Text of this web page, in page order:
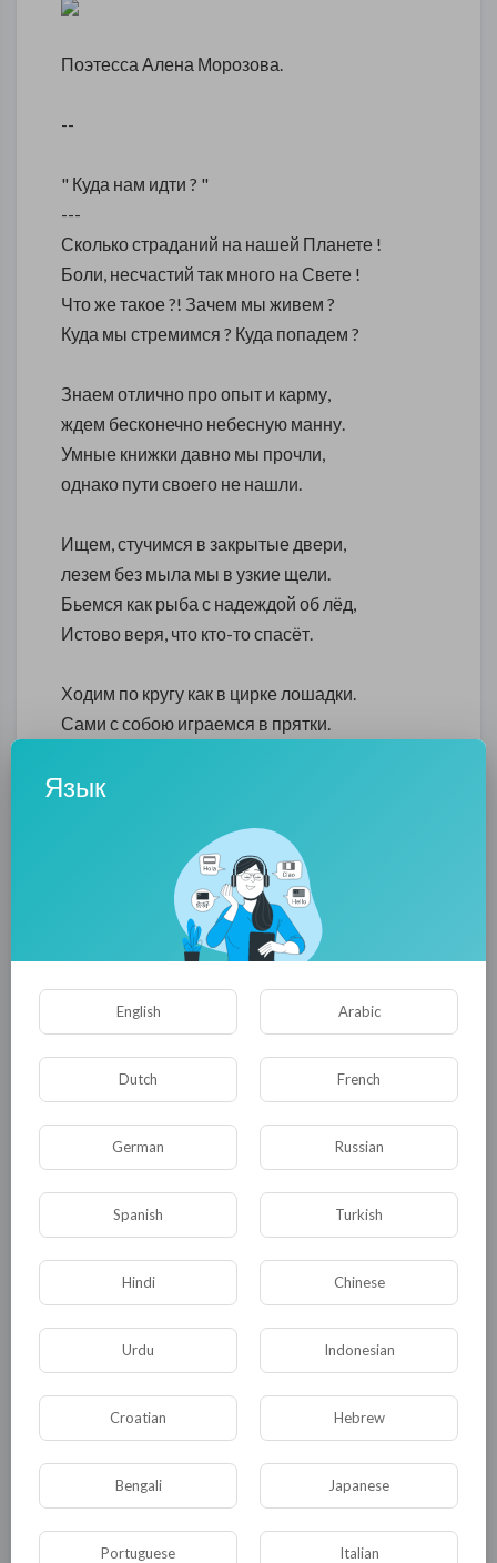
Поэтесса Алена Морозова.
--
" Куда нам идти ? "
---
Сколько страданий на нашей Планете !
Боли, несчастий так много на Свете !
Что же такое ?! Зачем мы живем ?
Куда мы стремимся ? Куда попадем ?
Знаем отлично про опыт и карму,
ждем бесконечно небесную манну.
Умные книжки давно мы прочли,
однако пути своего не нашли.
Ищем, стучимся в закрытые двери,
лезем без мыла мы в узкие щели.
Бьемся как рыба с надеждой об лёд,
Истово веря, что кто-то спасёт.
Ходим по кругу как в цирке лошадки.
Сами с собою играемся в прятки.
Если не сможем, кого обвинять ?
Всюду проблемы и нету им края.
Вертимся в круге, души спасая.
Где же конец тем страданиям найти ?
Куда нам деваться ? Куда нам идти ?
---
/ июнь 2015 г. / (Алена Морозова)
---
0 0 • 0 Комментарии
Комментариев нет
Язык
English Arabic
Dutch French
German Russian
Spanish Turkish
Hindi Chinese
Urdu Indonesian
Croatian Hebrew
Bengali Japanese
Portuguese Italian